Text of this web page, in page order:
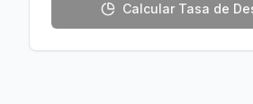
Calcular Tasa de